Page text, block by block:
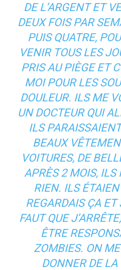
DE L’ARGENT ET
DEUX FOIS PAR
PUIS QUATRE,
VENIR TOUS LES
PRIS AU PIÈGE ET
MOI POUR LES
DOULEUR. ILS ME
UN DOCTEUR QUI
ILS
BEAUX
VOITURES, DE
APRÈS 2 MOIS, ILS
RIEN. ILS
REGARDAIS ÇA
FAUT QUE
ÊTRE
ZOMBIES. ON
DONNER DE LA